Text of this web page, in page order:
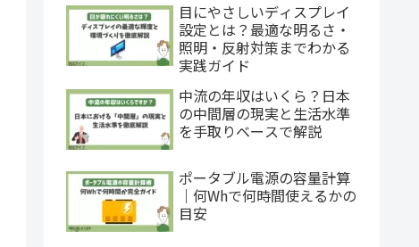
目にやさしいディスプレイ
設定とは？最適な明るさ・
照明・反射対策までわかる
実践ガイド
中流の年収はいくら？日本
の中間層の現実と生活水準
を手取りベースで解説
ポータブル電源の容量計算
｜何Whで何時間使えるかの
目安